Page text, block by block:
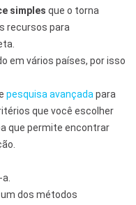
simples que o torna
recursos para
em vários países, por isso
pesquisa avançada para
que você escolher
que permite encontrar
dos métodos